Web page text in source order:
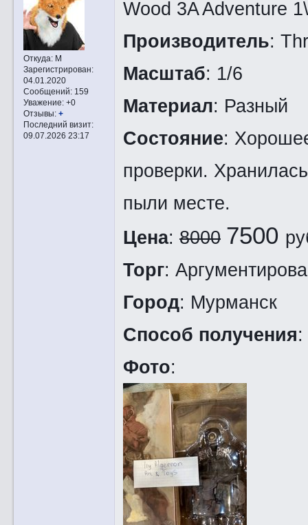
Откуда:М
Зарегистрирован:
04.01.2020
Сообщений:159
Уважение: +0
Отзывы: +
Последний визит:
09.07.2026 23:17
Wood 3A Adventure
Производитель:
Масштаб: 1/6
Материал: Разный
Состояние:
проверки.
пыли месте.
Цена: 8000 7500
Торг:
Город: Мурманск
Способ получения:
Фото: